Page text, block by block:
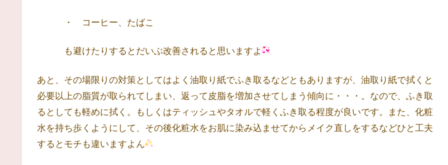
・ コーヒー、たばこ
も避けたりするとだいぶ改善されると思いますよ
あと、その場限りの対策としてはよく油取り紙でふき取るなどともありますが、油取り紙で拭くと
必要以上の脂質が取られてしまい、返って皮脂を増加させてしまう傾向に・・・。なので、ふき取
るとしても軽めに拭く。もしくはティッシュやタオルで軽くふき取る程度が良いです。また、化粧
水を持ち歩くようにして、その後化粧水をお肌に染み込ませてからメイク直しをするなどひと工夫
するとモチも違いますよん